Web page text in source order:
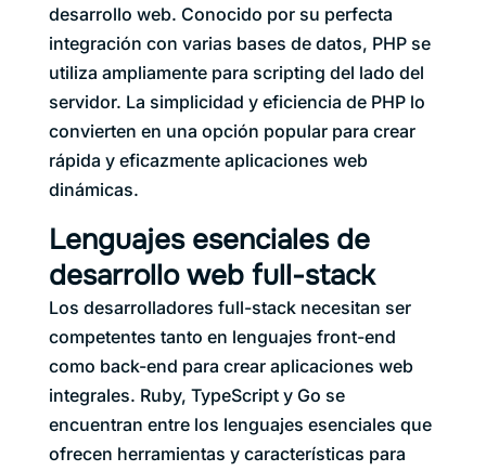
desarrollo web. Conocido por su perfecta
integración con varias bases de datos, PHP se
utiliza ampliamente para scripting del lado del
servidor. La simplicidad y eficiencia de PHP lo
convierten en una opción popular para crear
rápida y eficazmente aplicaciones web
dinámicas.
Lenguajes esenciales de
desarrollo web full-stack
Los desarrolladores full-stack necesitan ser
competentes tanto en lenguajes front-end
como back-end para crear aplicaciones web
integrales. Ruby, TypeScript y Go se
encuentran entre los lenguajes esenciales que
ofrecen herramientas y características para